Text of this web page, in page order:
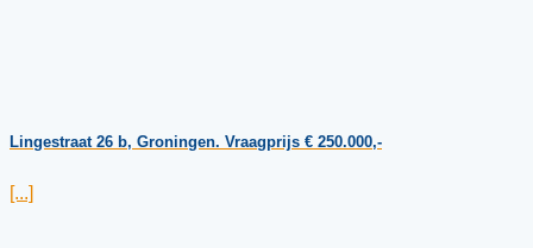
Lingestraat 26 b, Groningen. Vraagprijs € 250.000,-
[...]